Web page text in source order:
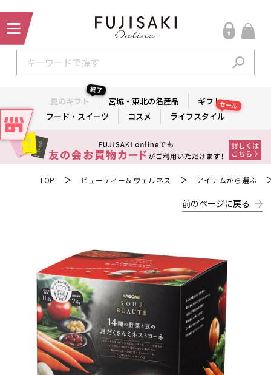
夏のギフト
終了
宮城・東北の名産品
ギフト
フード・スイーツ
コスメ ライフスタイル
セール
TOP ＞ ビューティー＆ウェルネス ＞ アイテムから選ぶ
前のページに戻る